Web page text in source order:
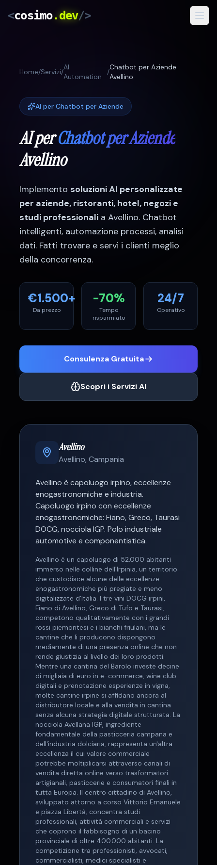
<cosimo.dev/>
Risultati
Blog
IT/RO
Home/Servizi/
AI
Automation
/
Chatbot per Aziende
Avellino
AI per Chatbot per Aziende
AI per Chatbot per Aziende
Avellino
Implemento soluzioni AI personalizzate
per aziende, ristoranti, hotel, negozi e
studi professionali a Avellino. Chatbot
intelligenti, automazione processi, analisi
dati. Fatti trovare e servi i clienti meglio
della concorrenza.
€1.500+
Da prezzo
-70%
Tempo
risparmiato
24/7
Operativo
Consulenza Gratuita
Scopri i Servizi AI
Avellino
Avellino, Campania
Avellino è capoluogo irpino, eccellenze
enogastronomiche e industria.
Capoluogo irpino con eccellenze
enogastronomiche: Fiano, Greco, Taurasi
DOCG, nocciola IGP. Polo industriale
automotive e componentistica.
Avellino è un capoluogo di 52.000 abitanti
immerso nelle colline dell'Irpinia, un territorio
che custodisce alcune delle eccellenze
enogastronomiche più pregiate e meno
digitalizzate d'Italia. I tre vini DOCG irpini,
Fiano di Avellino, Greco di Tufo e Taurasi,
competono qualitativamente con i grandi
rossi piemontesi e i bianchi friulani, ma le
cantine che li producono dispongono
mediamente di una presenza online che non
rende giustizia al livello dei loro prodotti.
Mentre una cantina del Barolo investe decine
di migliaia di euro in e-commerce, wine club
digitali e prenotazione esperienze in vigna,
molte cantine irpine si affidano ancora al
distributore locale e alla vendita in cantina
senza alcuna strategia digitale strutturata. La
nocciola Avellana IGP, ingrediente
fondamentale della pasticceria campana e
dell'industria dolciaria, rappresenta un'altra
eccellenza il cui valore commerciale
potrebbe moltiplicarsi attraverso canali di
vendita diretta online verso trasformatori
artigianali, pasticcerie e consumatori finali in
tutta Europa. Il centro cittadino di Avellino,
sviluppato attorno a corso Vittorio Emanuele
e piazza Libertà, concentra studi
professionali, attività commerciali e servizi
che coprono il fabbisogno di un bacino
provinciale di oltre 400.000 abitanti. La
competizione tra professionisti, avvocati,
commercialisti, medici specialisti e